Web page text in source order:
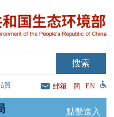
質 郵箱 簡 EN
點擊進入